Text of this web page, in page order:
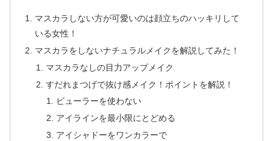
マスカラしない方が可愛いのは顔立ちのハッキリして
いる女性！
マスカラをしないナチュラルメイクを解説してみた！
マスカラなしの目力アップメイク
すだれまつげで抜け感メイク！ポイントを解説！
ビューラーを使わない
アイラインを最小限にとどめる
アイシャドーをワンカラーで